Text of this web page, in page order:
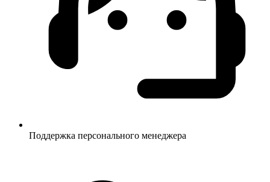
Поддержка персонального менеджера